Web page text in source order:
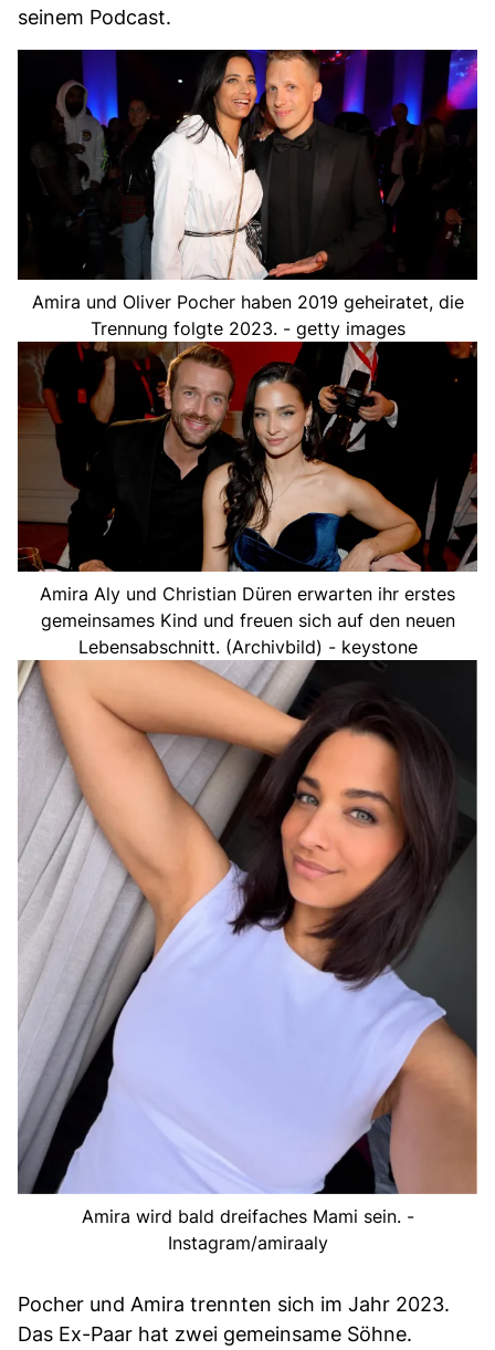
seinem Podcast.
Amira und Oliver Pocher haben 2019 geheiratet, die
Trennung folgte 2023. - getty images
Amira Aly und Christian Düren erwarten ihr erstes
gemeinsames Kind und freuen sich auf den neuen
Lebensabschnitt. (Archivbild) - keystone
Amira wird bald dreifaches Mami sein. -
Instagram/amiraaly
Pocher und Amira trennten sich im Jahr 2023.
Das Ex-Paar hat zwei gemeinsame Söhne.